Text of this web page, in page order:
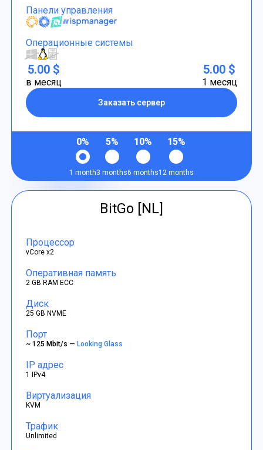
Панели управления
Операционные системы
5.00 $
в месяц
Заказать сервер
5.00 $
1 месяц
0%
1 month
5%
3 months
10%
6 months
15%
12 months
BitGo [NL]
Процессор
vCore x2
Оперативная память
2 GB RAM ECC
Диск
25 GB NVME
Порт
~ 125 Mbit/s —Looking Glass
IP адрес
1 IPv4
Виртуализация
KVM
Трафик
Unlimited